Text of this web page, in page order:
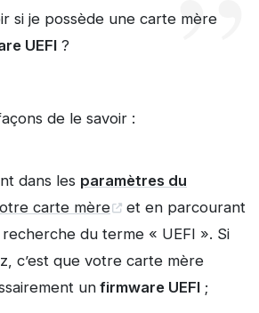
si je possède une carte mère
UEFI ?
de le savoir :
dans les paramètres du
carte mère
et en parcourant
recherche du terme « UEFI ». Si
c’est que votre carte mère
unfirmware UEFI ;